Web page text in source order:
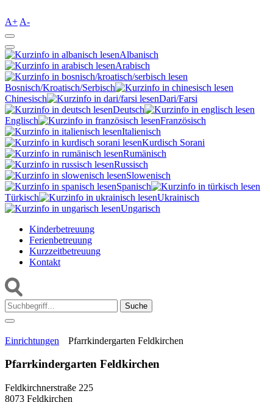
A+ A-
Albanisch
Arabisch
Bosnisch/Kroatisch/Serbisch
Chinesisch
Dari/Farsi
Deutsch
Englisch
Französisch
Italienisch
Kurdisch Sorani‎
Rumänisch
Russisch
Slowenisch
Spanisch
Türkisch
Ukrainisch
Ungarisch
Kinderbetreuung
Ferienbetreuung
Kurzzeitbetreuung
Kontakt
Suche:
Einrichtungen Pfarrkindergarten Feldkirchen
Pfarrkindergarten Feldkirchen
Feldkirchnerstraße 225
8073 Feldkirchen